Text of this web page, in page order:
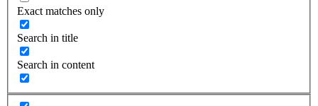
Exact matches only
Search in title
Search in content